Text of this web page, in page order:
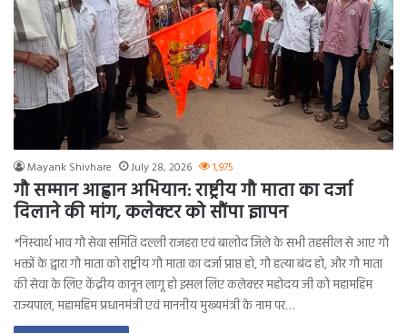
Mayank Shivhare July 28, 2026 1,975
गौ सम्मान आह्वान अभियान: राष्ट्रीय गौ माता का दर्जा
दिलाने की मांग, कलेक्टर को सौंपा ज्ञापन
*निस्वार्थ भाव गौ सेवा समिति दल्ली राजहरा एवं बालोद जिले के सभी तहसील से आए गौ
भक्तों के द्वारा गौ माता को राष्ट्रीय गौ माता का दर्जा प्राप्त हो, गौ हत्या बंद हो, और गौ माता
की सेवा के लिए केंद्रीय कानून लागू हो इसल लिए कलेक्टर महोदय जी को महामहिम
राज्यपाल, महामहिम प्रधानमंत्री एवं माननीय मुख्यमंत्री के नाम पर…